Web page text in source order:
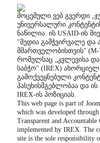
მოცემული ვებ გვერდი
უნივერსალური
ნაწილია. ის USAID-ის
"მედია გამჭვირვალე
მმართველობისთვის" (M-
რომელსაც „კვლევისა
საბჭო" (IREX)
გამოქვეყნებული
პასუხისმგებლობაა და
IREX-ის პოზიციას.
This web page is part of
which was developed
Transparent and
implemented by IREX. The
site is the sole responsibility